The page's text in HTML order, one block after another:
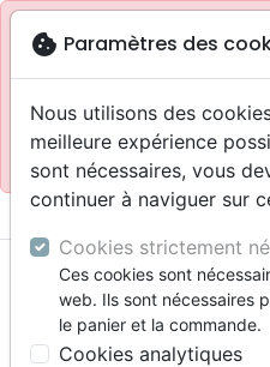
blockSite réservé aux
Accès pour les
Site pour le grand public :
menu
cookie Paramètres des
Nous utilisons des
meilleure expérience
sont nécessaires, vous
continuer à naviguer sur
Cookies strictement
Ces cookies sont
web. Ils sont nécessaires
le panier et la commande.
Cookies analytiques